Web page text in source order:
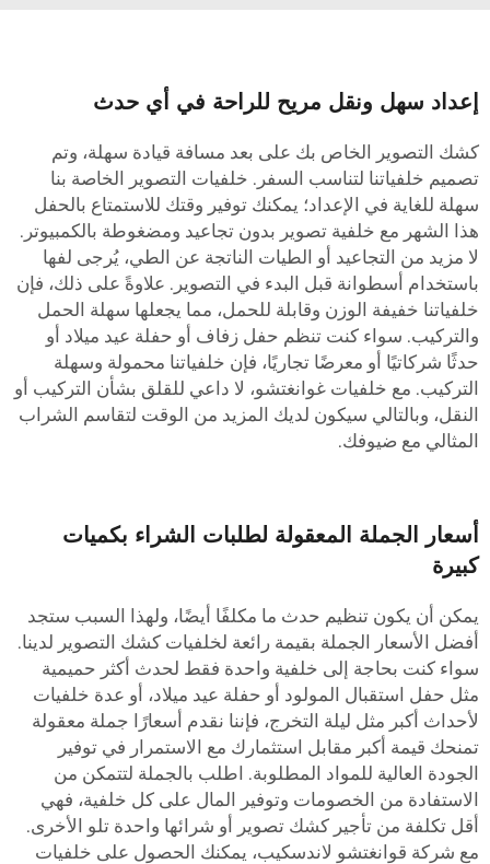
سهل ونقل مريح للراحة في أي حدث
التصوير الخاص بك على بعد مسافة قيادة سهلة، وتم
خلفياتنا لتناسب السفر. خلفيات التصوير الخاصة بنا
للغاية في الإعداد؛ يمكنك توفير وقتك للاستمتاع بالحفل
الشهر مع خلفية تصوير بدون تجاعيد ومضغوطة بالكمبيوتر.
مزيد من التجاعيد أو الطيات الناتجة عن الطي، يُرجى لفها
أسطوانة قبل البدء في التصوير. علاوةً على ذلك، فإن
خفيفة الوزن وقابلة للحمل، مما يجعلها سهلة الحمل
سواء كنت تنظم حفل زفاف أو حفلة عيد ميلاد أو
شركاتيًا أو معرضًا تجاريًا، فإن خلفياتنا محمولة وسهلة
مع خلفيات غوانغتشو، لا داعي للقلق بشأن التركيب أو
وبالتالي سيكون لديك المزيد من الوقت لتقاسم الشراب
مع ضيوفك.
الجملة المعقولة لطلبات الشراء بكميات
أن يكون تنظيم حدث ما مكلفًا أيضًا، ولهذا السبب ستجد
الأسعار الجملة بقيمة رائعة لخلفيات كشك التصوير لدينا.
كنت بحاجة إلى خلفية واحدة فقط لحدث أكثر حميمية
حفل استقبال المولود أو حفلة عيد ميلاد، أو عدة خلفيات
أكبر مثل ليلة التخرج، فإننا نقدم أسعارًا جملة معقولة
قيمة أكبر مقابل استثمارك مع الاستمرار في توفير
العالية للمواد المطلوبة. اطلب بالجملة لتتمكن من
من الخصومات وتوفير المال على كل خلفية، فهي
تكلفة من تأجير كشك تصوير أو شرائها واحدة تلو الأخرى.
شركة قوانغتشو لاندسكيب، يمكنك الحصول على خلفيات